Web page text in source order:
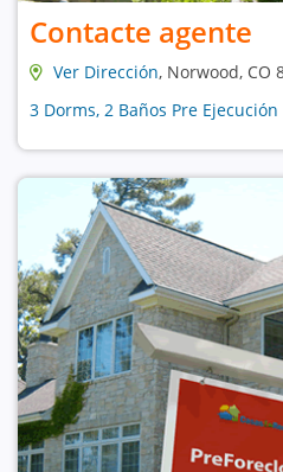
Contacte agente
Ver Dirección, Norwood, CO
3 Dorms, 2 Baños Pre